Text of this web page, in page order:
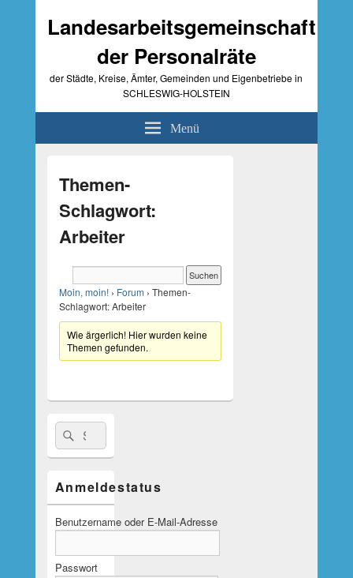
Landesarbeitsgemeinschaft
der Personalräte
der Städte, Kreise, Ämter, Gemeinden und Eigenbetriebe in
SCHLESWIG-HOLSTEIN
Menü
Themen-
Schlagwort:
Arbeiter
Moin, moin! › Forum › Themen-
Schlagwort: Arbeiter
Wie ärgerlich! Hier wurden keine
Themen gefunden.
Seitenleisten-
Widgetbereich
Suche
nach:
Suchen
Anmeldestatus
Benutzername oder E-Mail-Adresse
Passwort